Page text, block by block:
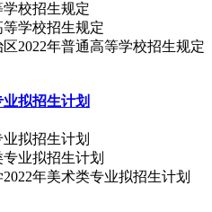
校招生规定
2022年普通高等学校招生规定
拟招生计划
拟招生计划
年美术类专业拟招生计划